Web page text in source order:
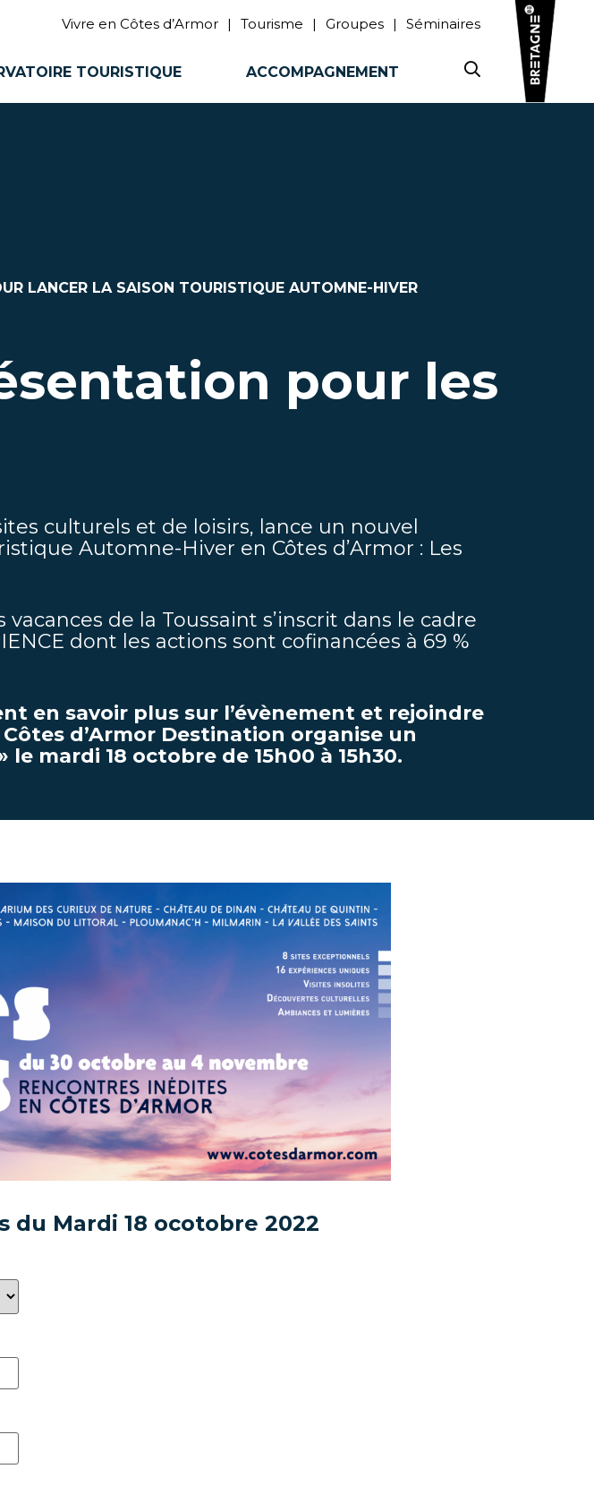
Vivre en Côtes d’Armor Tourisme Groupes Séminaires
TOURISTIQUE ACCOMPAGNEMENT
LANCER LA SAISON TOURISTIQUE AUTOMNE-HIVER
pour les
culturels et de loisirs, lance un nouvel
Automne-Hiver en Côtes d’Armor : Les
de la Toussaint s’inscrit dans le cadre
dont les actions sont cofinancées à 69 %
en savoir plus sur l’évènement et rejoindre
d’Armor Destination organise un
mardi 18 octobre de 15h00 à 15h30.
Mardi 18 ocotobre 2022